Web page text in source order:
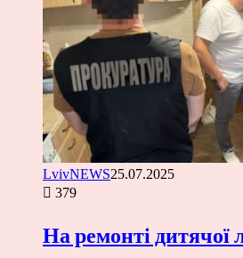
LvivNEWS25.07.2025
379
На ремонті дитячої